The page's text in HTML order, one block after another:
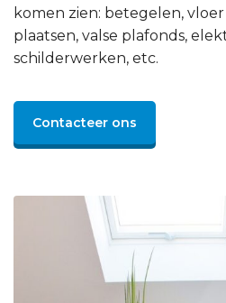
komen zien: betegelen,
plaatsen, valse plafonds,
schilderwerken, etc.
Contacteer ons